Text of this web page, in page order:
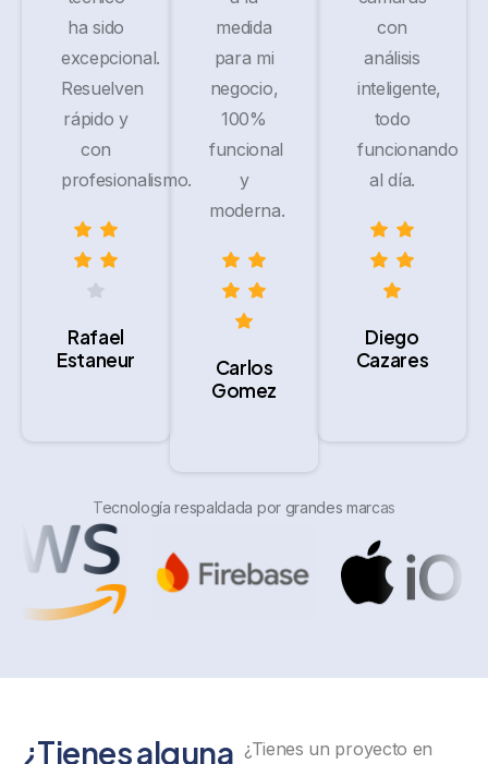
ha sido
excepcional.
Resuelven
rápido y
con
profesionalismo.
Rafael
Estaneur
medida
para mi
negocio,
100%
funcional
y
moderna.
Carlos
Gomez
con
análisis
inteligente,
todo
funcionando
al día.
Diego
Cazares
Tecnología respaldada por grandes marcas
¿Tienes alguna ¿Tienes un proyecto en